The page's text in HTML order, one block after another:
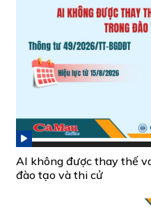
AI không được thay thế
đào tạo và thi cử